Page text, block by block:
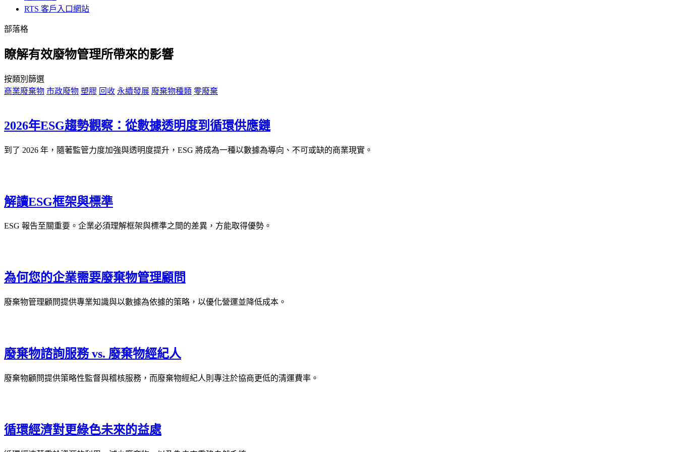
RTS 客戶入口網站
部落格
瞭解有效廢物管理所帶來的影響
按類別篩選
商業廢棄物 市政廢物 塑膠 回收 永續發展 廢棄物種類 零廢棄
2026年ESG趨勢觀察：從數據透明度到循環供應鏈
到了 2026 年，隨著監管力度加強與透明度提升，ESG 將成為一種以數據為導向、不可或缺的商業現實。
解讀ESG框架與標準
ESG 報告至關重要。企業必須理解框架與標準之間的差異，方能取得優勢。
為何您的企業需要廢棄物管理顧問
廢棄物管理顧問提供專業知識與以數據為依據的策略，以優化營運並降低成本。
廢棄物諮詢服務 vs. 廢棄物經紀人
廢棄物顧問提供策略性監督與稽核服務，而廢棄物經紀人則專注於協商更低的清運費率。
循環經濟對更綠色未來的益處